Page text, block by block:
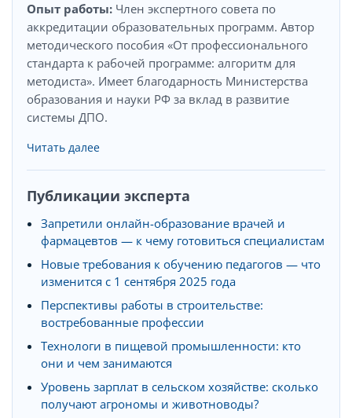
Опыт работы: Член экспертного совета по
аккредитации образовательных программ. Автор
методического пособия «От профессионального
стандарта к рабочей программе: алгоритм для
методиста». Имеет благодарность Министерства
образования и науки РФ за вклад в развитие
системы ДПО.
Читать далее
Публикации эксперта
Запретили онлайн-образование врачей и
фармацевтов — к чему готовиться специалистам
Новые требования к обучению педагогов — что
изменится с 1 сентября 2025 года
Перспективы работы в строительстве:
востребованные профессии
Технологи в пищевой промышленности: кто
они и чем занимаются
Уровень зарплат в сельском хозяйстве: сколько
получают агрономы и животноводы?